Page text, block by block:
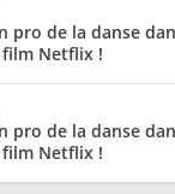
pro de la danse
Netflix !
pro de la danse
Netflix !